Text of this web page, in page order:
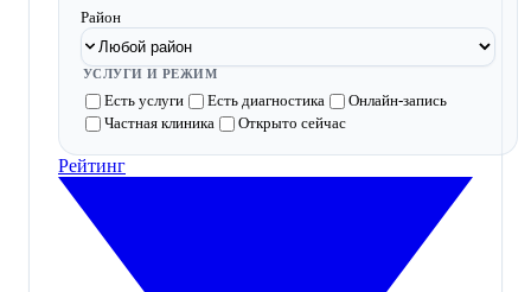
Район
УСЛУГИ И РЕЖИМ
Есть услуги Есть диагностика
Онлайн-запись
Частная клиника
Открыто сейчас
Рейтинг